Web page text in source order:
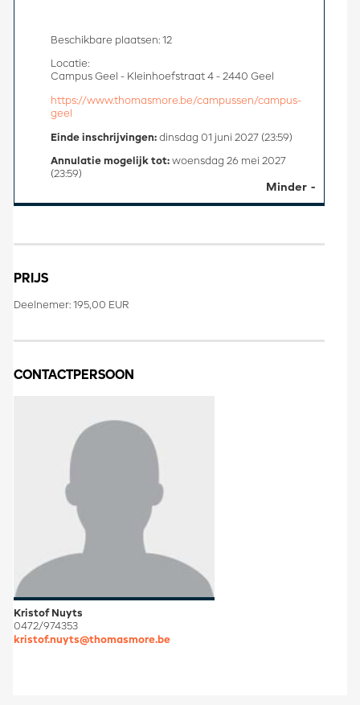
Minder
Beschikbare plaatsen: 12
Locatie:
Campus Geel - Kleinhoefstraat 4 - 2440 Geel
https://www.thomasmore.be/campussen/campus-
geel
Einde inschrijvingen: dinsdag 01 juni 2027 (23:59)
Annulatie mogelijk tot: woensdag 26 mei 2027
(23:59)
PRIJS
Deelnemer: 195,00 EUR
CONTACTPERSOON
Kristof Nuyts
0472/974353
kristof.nuyts@thomasmore.be